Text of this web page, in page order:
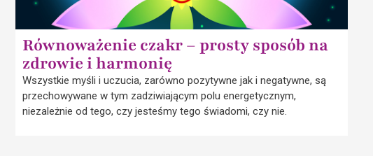
Równoważenie czakr – prosty sposób na
zdrowie i harmonię
Wszystkie myśli i uczucia, zarówno pozytywne jak i negatywne, są
przechowywane w tym zadziwiającym polu energetycznym,
niezależnie od tego, czy jesteśmy tego świadomi, czy nie.